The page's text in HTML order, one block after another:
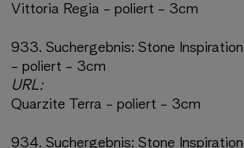
Vittoria Regia - poliert - 3cm
933. Suchergebnis:Stone
- poliert - 3cm
URL:
Quarzite Terra - poliert - 3cm
934. Suchergebnis:Stone